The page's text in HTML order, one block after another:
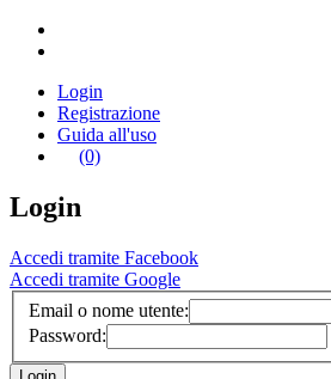
Login
Registrazione
Guida all'uso
(0)
Login
Accedi tramite Facebook
Accedi tramite Google
Email o nome utente:
Password: